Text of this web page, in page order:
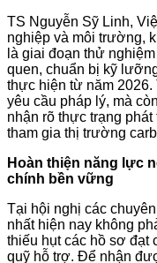
TS Nguyễn Sỹ Linh,
nghiệp và môi trường,
là giai đoạn thử
quen, chuẩn bị kỹ
thực hiện từ năm 2026.
yêu cầu pháp lý, mà
nhận rõ thực trạng
tham gia thị trường
Hoàn thiện năng lực
chính bền vững
Tại hội nghị các
nhất hiện nay không
thiếu hụt các hồ sơ đạt
quỹ hỗ trợ. Để nhận